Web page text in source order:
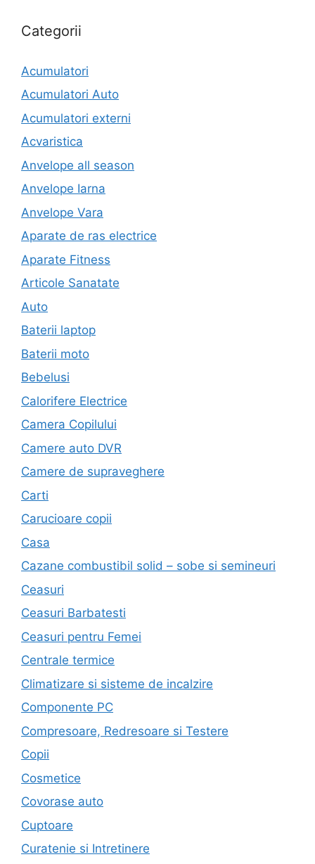
Categorii
Acumulatori
Acumulatori Auto
Acumulatori externi
Acvaristica
Anvelope all season
Anvelope Iarna
Anvelope Vara
Aparate de ras electrice
Aparate Fitness
Articole Sanatate
Auto
Baterii laptop
Baterii moto
Bebelusi
Calorifere Electrice
Camera Copilului
Camere auto DVR
Camere de supraveghere
Carti
Carucioare copii
Casa
Cazane combustibil solid – sobe si semineuri
Ceasuri
Ceasuri Barbatesti
Ceasuri pentru Femei
Centrale termice
Climatizare si sisteme de incalzire
Componente PC
Compresoare, Redresoare si Testere
Copii
Cosmetice
Covorase auto
Cuptoare
Curatenie si Intretinere